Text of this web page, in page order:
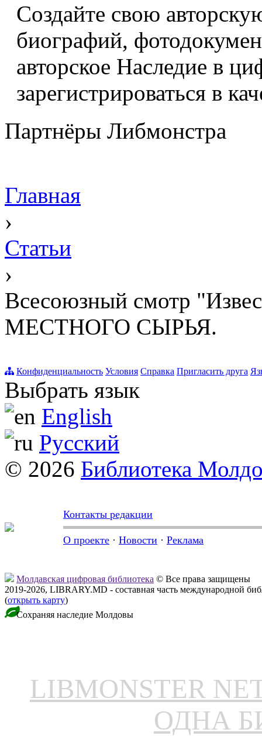
Создайте свою
биографий,
авторское Наследие в
зарегистрироваться в
Партнёры Либмонстра
Главная
›
Статьи
›
Всесоюзный смотр
МЕСТНОГО СЫРЬЯ.
Конфиденциальность Условия Справка Пригласить друга
Выбрать язык
English
Русский
© 2026 Библиотека
Контакты редакции
О проекте · Новости · Реклама
Молдавская цифровая библиотека © Все права защищены
2019-2026, LIBRARY.MD - составная часть международной
(открыть карту)
Сохраняя наследие Молдовы
LIBMONSTER
ОДНА